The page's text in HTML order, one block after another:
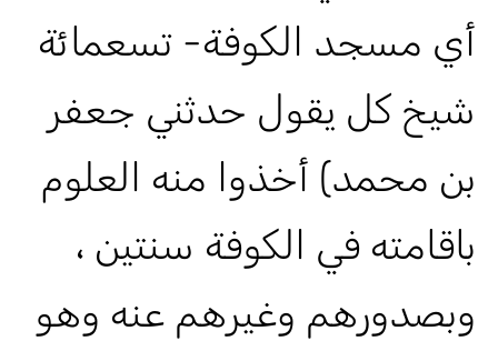
أي مسجد الكوفة- تسعمائة
شيخ كل يقول حدثني جعفر
بن محمد) أخذوا منه العلوم
باقامته في الكوفة سنتين ،
وبصدورهم وغيرهم عنه وهو